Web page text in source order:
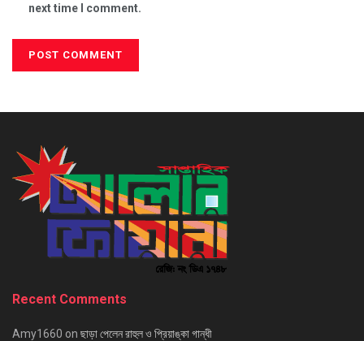
next time I comment.
Recent Comments
Amy1660 on ছাড়া পেলেন রাহুল ও প্রিয়াঙ্কা গান্ধী